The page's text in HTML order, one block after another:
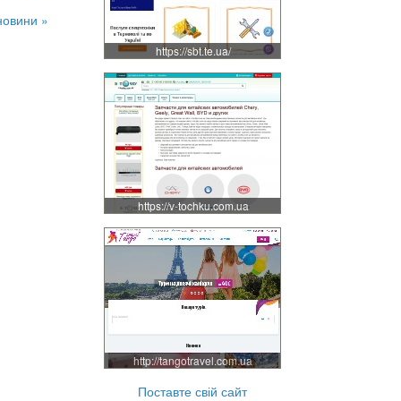
»
https://sbt.te.ua/
https://v-tochku.com.ua
http://tangotravel.com.ua
Поставте свій сайт